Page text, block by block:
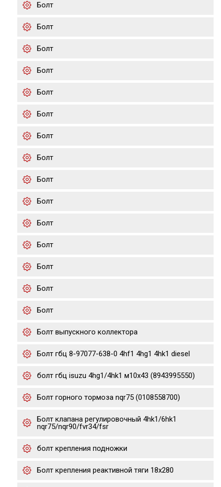
Болт
Болт
Болт
Болт
Болт
Болт
Болт
Болт
Болт
Болт
Болт
Болт
Болт
Болт
Болт
Болт выпускного коллектора
Болт гбц 8-97077-638-0 4hf1 4hg1 4hk1 diesel
болт гбц isuzu 4hg1/4hk1 м10х43 (8943995550)
Болт горного тормоза nqr75 (0108558700)
Болт клапана регулировочный 4hk1/6hk1
nqr75/nqr90/fvr34/fsr
болт крепления подножки
Болт крепления реактивной тяги 18x280